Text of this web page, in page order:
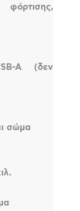
A (δεν
σώμα